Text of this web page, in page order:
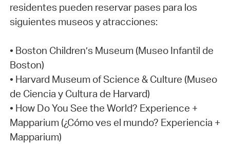
residentes pueden reservar pases para los
siguientes museos y atracciones:
• Boston Children’s Museum (Museo Infantil de
Boston)
• Harvard Museum of Science & Culture (Museo
de Ciencia y Cultura de Harvard)
• How Do You See the World? Experience +
Mapparium (¿Cómo ves el mundo? Experiencia +
Mapparium)